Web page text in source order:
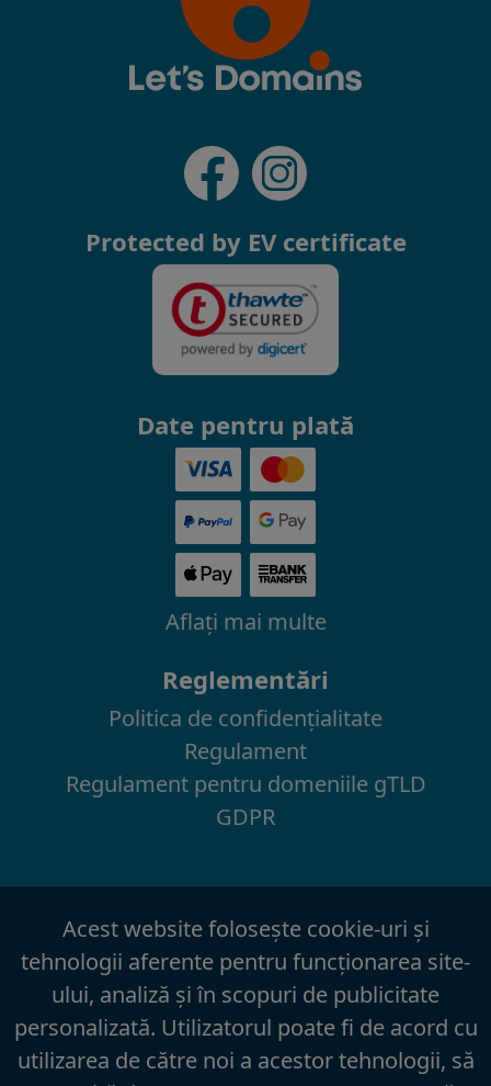
Protected by EV certificate
Date pentru plată
Aflaţi mai multe
Reglementări
Politica de confidenţialitate
Regulament
Regulament pentru domeniile gTLD
GDPR
Acest website foloseşte cookie-uri şi
tehnologii aferente pentru funcţionarea site-
ului, analiză şi în scopuri de publicitate
personalizată. Utilizatorul poate fi de acord cu
utilizarea de către noi a acestor tehnologii, să